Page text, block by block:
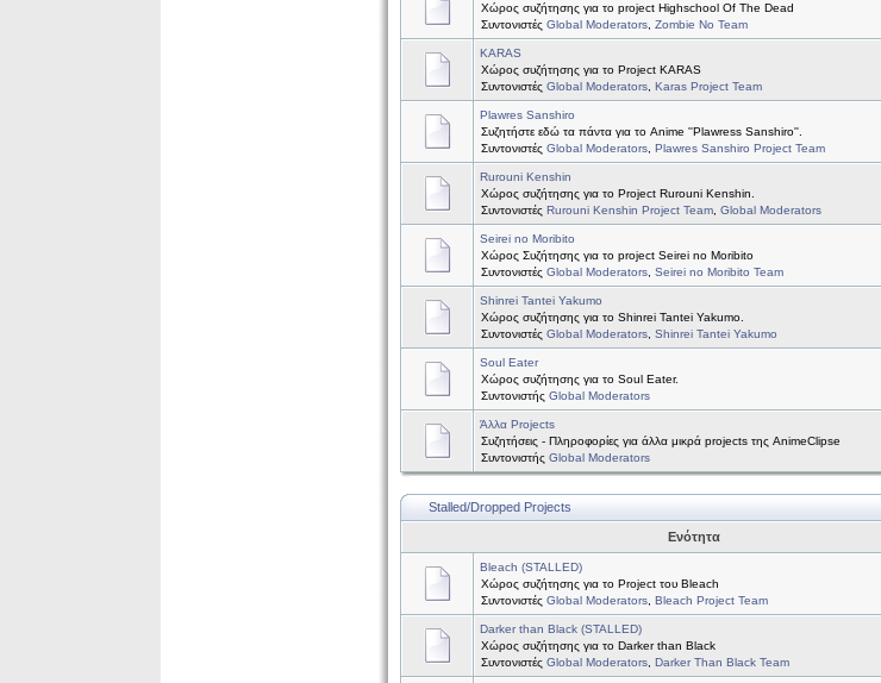
Χώρος συζήτησης για το project Highschool Of The Dead
Συντονιστές Global Moderators, Zombie No Team
KARAS
Χώρος συζήτησης για το Project KARAS
Συντονιστές Global Moderators, Karas Project Team
Plawres Sanshiro
Συζητήστε εδώ τα πάντα για το Anime ''Plawress Sanshiro''.
Συντονιστές Global Moderators, Plawres Sanshiro Project Team
Rurouni Kenshin
Χώρος συζήτησης για το Project Rurouni Kenshin.
Συντονιστές Rurouni Kenshin Project Team, Global Moderators
Seirei no Moribito
Χώρος Συζήτησης για το project Seirei no Moribito
Συντονιστές Global Moderators, Seirei no Moribito Team
Shinrei Tantei Yakumo
Χώρος συζήτησης για το Shinrei Tantei Yakumo.
Συντονιστές Global Moderators, Shinrei Tantei Yakumo
Soul Eater
Χώρος συζήτησης για το Soul Eater.
Συντονιστής Global Moderators
Άλλα Projects
Συζητήσεις - Πληροφορίες για άλλα μικρά projects της AnimeClipse
Συντονιστής Global Moderators
Stalled/Dropped Projects
Ενότητα
Bleach (STALLED)
Χώρος συζήτησης για το Project του Bleach
Συντονιστές Global Moderators, Bleach Project Team
Darker than Black (STALLED)
Χώρος συζήτησης για το Darker than Black
Συντονιστές Global Moderators, Darker Than Black Team